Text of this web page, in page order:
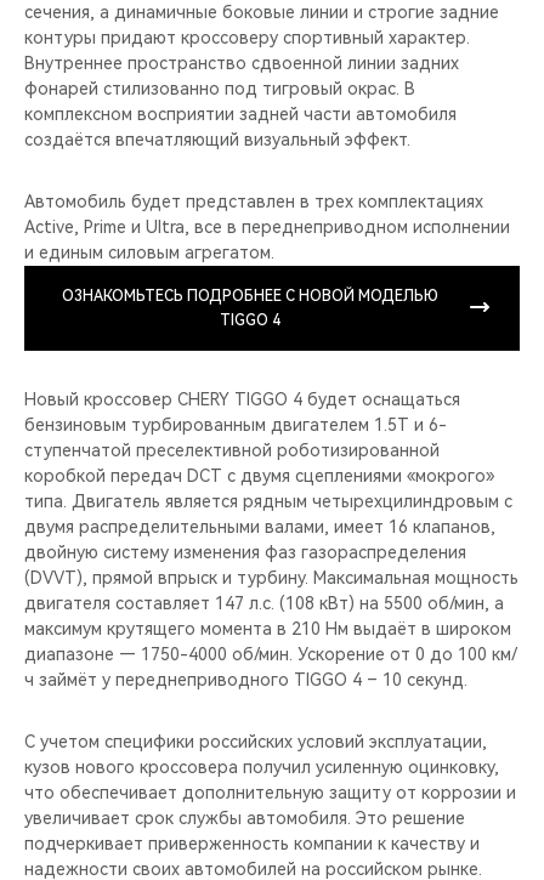
сечения, а динамичные боковые линии и строгие задние
контуры придают кроссоверу спортивный характер.
Внутреннее пространство сдвоенной линии задних
фонарей стилизованно под тигровый окрас. В
комплексном восприятии задней части автомобиля
создаётся впечатляющий визуальный эффект.
Автомобиль будет представлен в трех комплектациях
Active, Prime и Ultra, все в переднеприводном исполнении
и единым силовым агрегатом.
ОЗНАКОМЬТЕСЬ ПОДРОБНЕЕ C НОВОЙ МОДЕЛЬЮ
TIGGO 4
Новый кроссовер CHERY TIGGO 4 будет оснащаться
бензиновым турбированным двигателем 1.5T и 6-
ступенчатой преселективной роботизированной
коробкой передач DCT с двумя сцеплениями «мокрого»
типа. Двигатель является рядным четырехцилиндровым с
двумя распределительными валами, имеет 16 клапанов,
двойную систему изменения фаз газораспределения
(DVVT), прямой впрыск и турбину. Максимальная мощность
двигателя составляет 147 л.с. (108 кВт) на 5500 об/мин, а
максимум крутящего момента в 210 Нм выдаёт в широком
диапазоне — 1750-4000 об/мин. Ускорение от 0 до 100 км/
ч займёт у переднеприводного TIGGO 4 – 10 секунд.
С учетом специфики российских условий эксплуатации,
кузов нового кроссовера получил усиленную оцинковку,
что обеспечивает дополнительную защиту от коррозии и
увеличивает срок службы автомобиля. Это решение
подчеркивает приверженность компании к качеству и
надежности своих автомобилей на российском рынке.